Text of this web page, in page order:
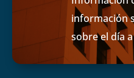
información
sobre el día